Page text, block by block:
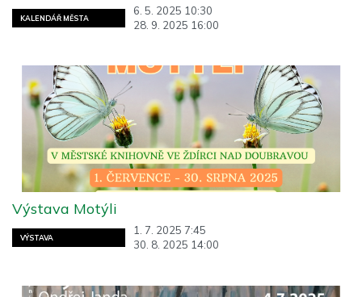
KALENDÁŘ MĚSTA
6. 5. 2025 10:30
28. 9. 2025 16:00
VÝSTAVA
1. 7. 2025 7:45
30. 8. 2025 14:00
Výstava Motýli